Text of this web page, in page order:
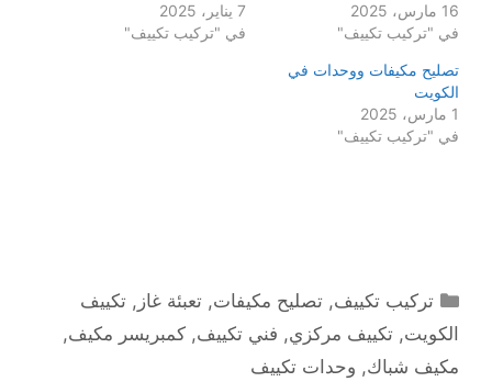
16 مارس، 2025
في "تركيب تكييف"
7 يناير، 2025
في "تركيب تكييف"
تصليح مكيفات ووحدات في
الكويت
1 مارس، 2025
في "تركيب تكييف"
التصنيفات
تركيب تكييف,تصليح مكيفات,تعبئة غاز ,تكييف
الكويت, تكييف مركزي, فني تكييف, كمبريسر مكيف,
مكيف شباك, وحدات تكييف